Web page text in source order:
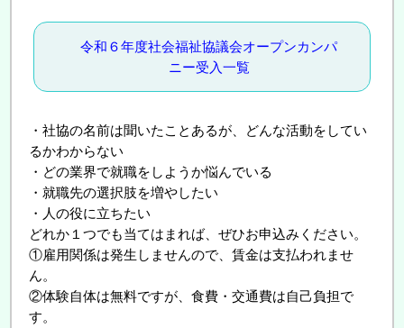
令和６年度社会福祉協議会オープンカンパ
ニー受入一覧
・社協の名前は聞いたことあるが、どんな活動をしてい
るかわからない
・どの業界で就職をしようか悩んでいる
・就職先の選択肢を増やしたい
・人の役に立ちたい
どれか１つでも当てはまれば、ぜひお申込みください。
①雇用関係は発生しませんので、賃金は支払われませ
ん。
②体験自体は無料ですが、食費・交通費は自己負担で
す。